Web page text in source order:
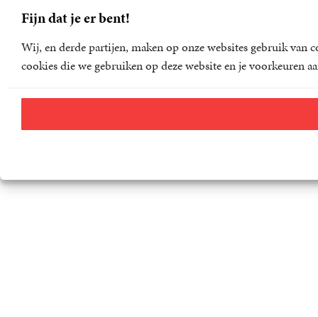
Fijn dat je er bent!
Wij, en derde partijen, maken op onze websites gebruik van
cookies die we gebruiken op deze website en je voorkeuren